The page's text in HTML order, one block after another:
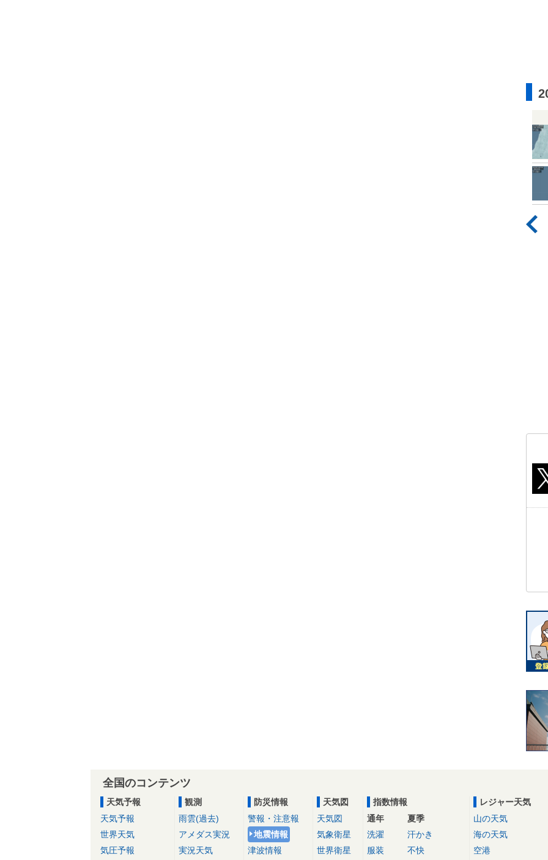
全国のコンテンツ
天気予報
天気予報
世界天気
気圧予報
観測
雨雲(過去)
アメダス実況
実況天気
防災情報
警報・注意報
地震情報
津波情報
天気図
天気図
気象衛星
世界衛星
指数情報
通年
洗濯
服装
夏季
汗かき
不快
レジャー天気
山の天気
海の天気
空港